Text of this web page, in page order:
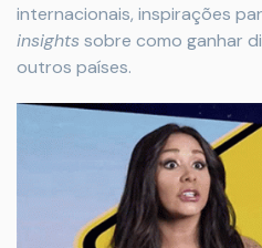
internacionais, inspirações
insights sobre como ganhar
outros países.